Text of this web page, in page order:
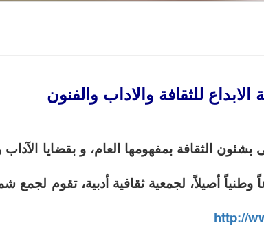
للثقافة والاداب والفنون
الثقافة بمفهومها العام، و بقضايا الآداب و
أصيلاً، لجمعية ثقافية أدبية، تقوم لجمع
http://